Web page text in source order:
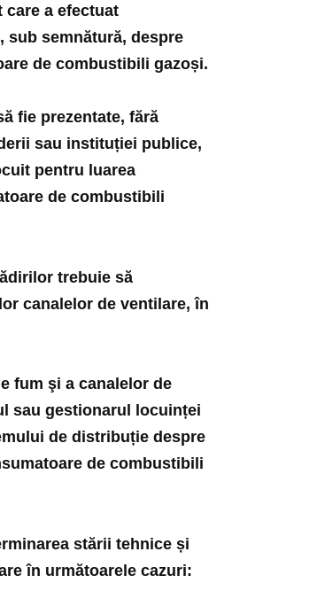
a efectuat
sub semnătură, despre
de combustibili gazoși.
fie prezentate, fără
sau instituției publice,
pentru luarea
de combustibili
trebuie să
canalelor de ventilare, în
fum şi a canalelor de
sau gestionarul locuinței
de distribuție despre
de combustibili
stării tehnice și
în următoarele cazuri: